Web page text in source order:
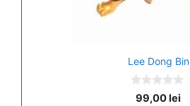
Lee Dong Bin
099,00lei